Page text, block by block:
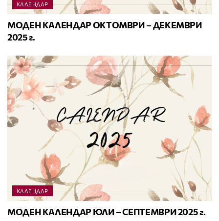
КАЛЕНДАР
МОДЕН КАЛЕНДАР ОКТОМВРИ – ДЕКЕМВРИ
2025 г.
КАЛЕНДАР
МОДЕН КАЛЕНДАР ЮЛИ – СЕПТЕМВРИ 2025 г.